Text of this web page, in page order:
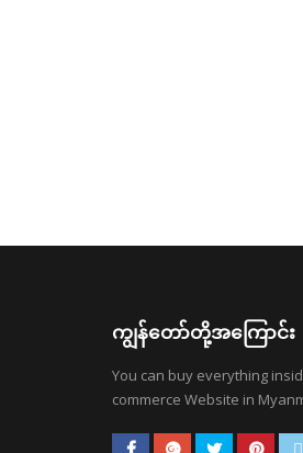
ကျွန်တော်တို့အကြောင်း
You can buy everything
commerce Website in